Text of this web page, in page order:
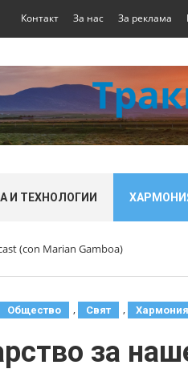
Контакт За нас За реклама
И ТЕХНОЛОГИИ
(con Marian Gamboa)
Общество , Свят , Хармония
за